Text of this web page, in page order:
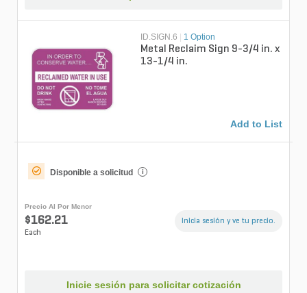
ID.SIGN.6 | 1 Option
Metal Reclaim Sign 9-3/4 in. x
13-1/4 in.
Add to List
Disponible a solicitud i
Precio Al Por Menor
$162.21
Each
Inicia sesión y ve tu precio.
Inicie sesión para solicitar cotización